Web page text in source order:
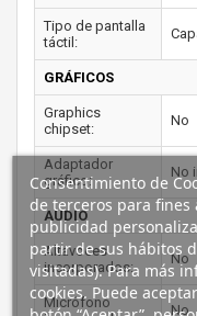
Tipo de pantalla
táctil:
GRÁFICOS
Graphics
chipset:
No
Adaptador
gráfico:
No
AUDIO
Altavoces
incorporados:
No
Micrófono
No
Consentimiento de
de terceros para
publicidad
partir de sus hábitos
visitadas). Para más
cookies. Puede